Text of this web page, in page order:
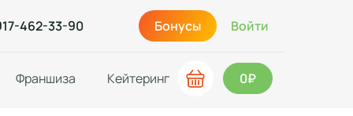
462-33-90 Бонусы Войти
Франшиза Кейтеринг 0₽